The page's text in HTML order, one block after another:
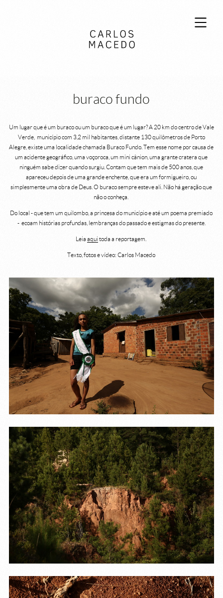
buraco fundo
Um lugar que é um buraco ou um buraco que é um lugar? A 20 km do centro de Vale
Verde, município com 3,2 mil habitantes, distante 130 quilômetros de Porto
Alegre, existe uma localidade chamada Buraco Fundo. Tem esse nome por causa de
um acidente geográfico, uma voçoroca, um mini cânion, uma grante cratera que
ninguém sabe dizer quando surgiu. Contam que tem mais de 500 anos, que
apareceu depois de uma grande enchente, que era um formigueiro, ou
simplesmente uma obra de Deus. O buraco sempre esteve ali. Não há geração que
não o conheça.
Do local - que tem um quilombo, a princesa do município e até um poema premiado
- ecoam histórias profundas, lembranças do passado e estigmas do presente.
Leia aqui toda a reportagem.
Texto, fotos e vídeo: Carlos Macedo